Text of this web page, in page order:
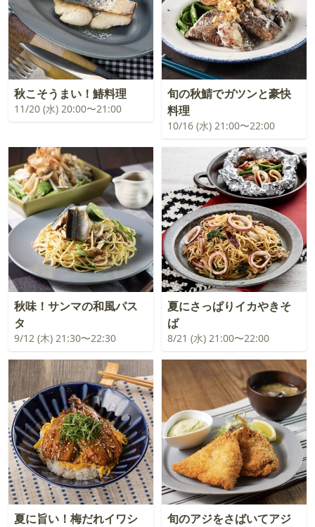
秋こそうまい！鰆料理
11/20 (水) 20:00〜21:00
旬の秋鯖でガツンと豪快
料理
10/16 (水) 21:00〜22:00
秋味！サンマの和風パス
タ
9/12 (木) 21:30〜22:30
夏にさっぱりイカやきそ
ば
8/21 (水) 21:00〜22:00
夏に旨い！梅だれイワシ
旬のアジをさばいてアジ